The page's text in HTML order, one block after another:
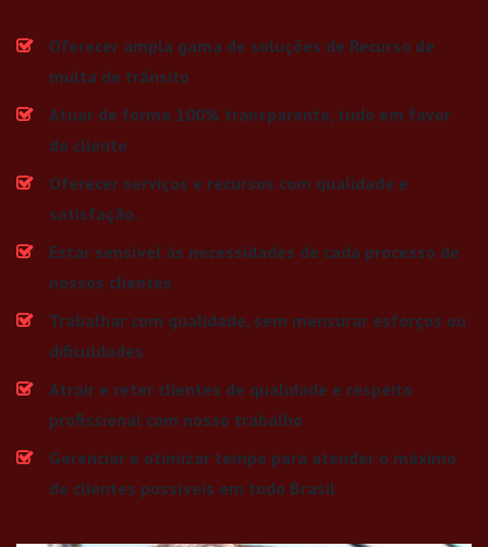
Oferecer ampla gama de soluções de Recurso de
multa de trânsito
Atuar de forma 100% transparente, tudo em favor
do cliente
Oferecer serviços e recursos com qualidade e
satisfação.
Estar sensível às necessidades de cada processo de
nossos clientes
Trabalhar com qualidade, sem mensurar esforços ou
dificuldades
Atrair e reter clientes de qualidade e respeito
profissional com nosso trabalho
Gerenciar e otimizar tempo para atender o máximo
de clientes possíveis em todo Brasil